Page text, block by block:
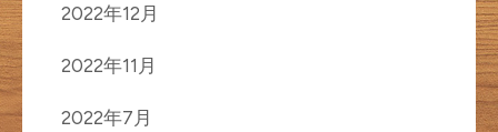
2022年12月
2022年11月
2022年7月